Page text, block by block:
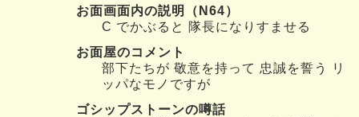
お面画面内の説明（N64）
C でかぶると 隊長になりすませる
お面屋のコメント
部下たちが 敬意を持って 忠誠を誓う リ
ッパなモノですが
ゴシップストーンの噂話